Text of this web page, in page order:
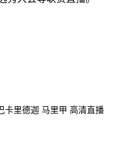
卡里德迦 马里甲 高清直播